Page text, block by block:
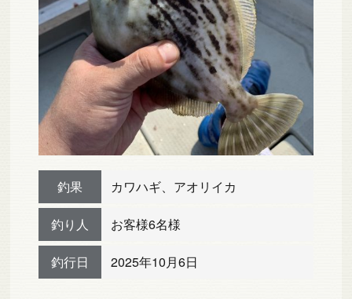
釣果 カワハギ、アオリイカ
釣り人 お客様6名様
釣行日 2025年10月6日